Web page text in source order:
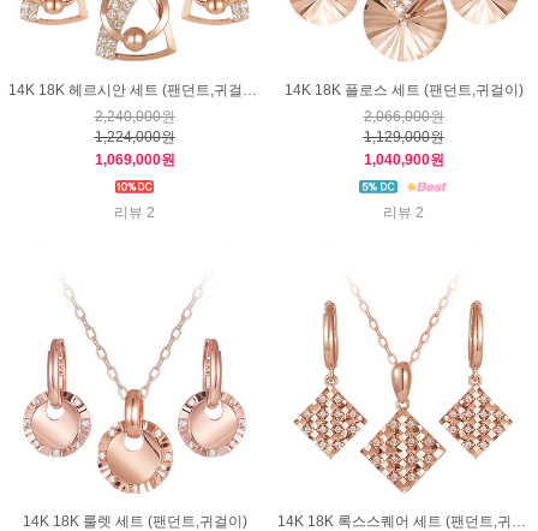
14K 18K 헤르시안 세트 (팬던트,귀걸이)
2,240,000원
1,224,000원
1,069,000원
리뷰 2
14K 18K 플로스 세트 (팬던트,귀걸이)
2,066,000원
1,129,000원
1,040,900원
리뷰 2
14K 18K 룰렛 세트 (팬던트,귀걸이)
14K 18K 록스스퀘어 세트 (팬던트,귀걸이)